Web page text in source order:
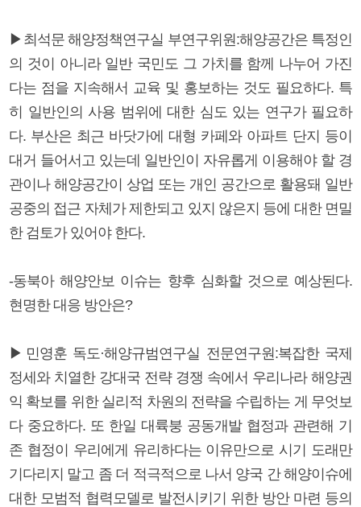
▶최석문 해양정책연구실 부연구위원:해양공간은 특정인
의 것이 아니라 일반 국민도 그 가치를 함께 나누어 가진
다는 점을 지속해서 교육 및 홍보하는 것도 필요하다. 특
히 일반인의 사용 범위에 대한 심도 있는 연구가 필요하
다. 부산은 최근 바닷가에 대형 카페와 아파트 단지 등이
대거 들어서고 있는데 일반인이 자유롭게 이용해야 할 경
관이나 해양공간이 상업 또는 개인 공간으로 활용돼 일반
공중의 접근 자체가 제한되고 있지 않은지 등에 대한 면밀
한 검토가 있어야 한다.
-동북아 해양안보 이슈는 향후 심화할 것으로 예상된다.
현명한 대응 방안은?
▶민영훈 독도·해양규범연구실 전문연구원:복잡한 국제
정세와 치열한 강대국 전략 경쟁 속에서 우리나라 해양권
익 확보를 위한 실리적 차원의 전략을 수립하는 게 무엇보
다 중요하다. 또 한일 대륙붕 공동개발 협정과 관련해 기
존 협정이 우리에게 유리하다는 이유만으로 시기 도래만
기다리지 말고 좀 더 적극적으로 나서 양국 간 해양이슈에
대한 모범적 협력모델로 발전시키기 위한 방안 마련 등의